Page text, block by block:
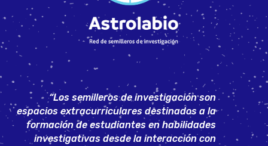
“Los semilleros de investigación son
espacios extracurriculares destinados a la
formación de estudiantes en habilidades
investigativas desde la interacción con